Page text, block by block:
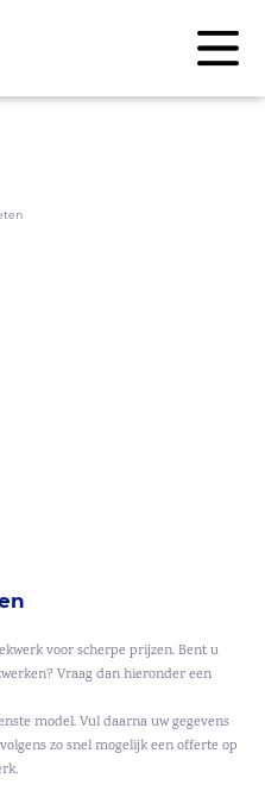
voor scherpe prijzen. Bent u
Vraag dan hieronder een
model. Vul daarna uw gegevens
zo snel mogelijk een offerte op